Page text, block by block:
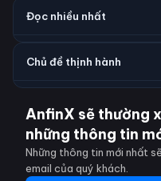
Đọc nhiều nhất
Chủ đề thịnh hành
AnfinX sẽ thường
những thông tin
Những thông tin mới nhất
email của quý khách.